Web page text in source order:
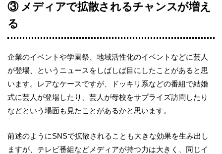
③ メディアで拡散されるチャンスが増え
る
企業のイベントや学園祭、地域活性化のイベントなどに芸人
が登場、というニュースをしばしば目にしたことがあると思
います。レアなケースですが、ドッキリ系などの番組で結婚
式に芸人が登場したり、芸人が母校をサプライズ訪問したり
などという場面も見たことがあるかと思います。
前述のようにSNSで拡散されることも大きな効果を生み出し
ますが、テレビ番組などメディアが持つ力は大きく、同じイ